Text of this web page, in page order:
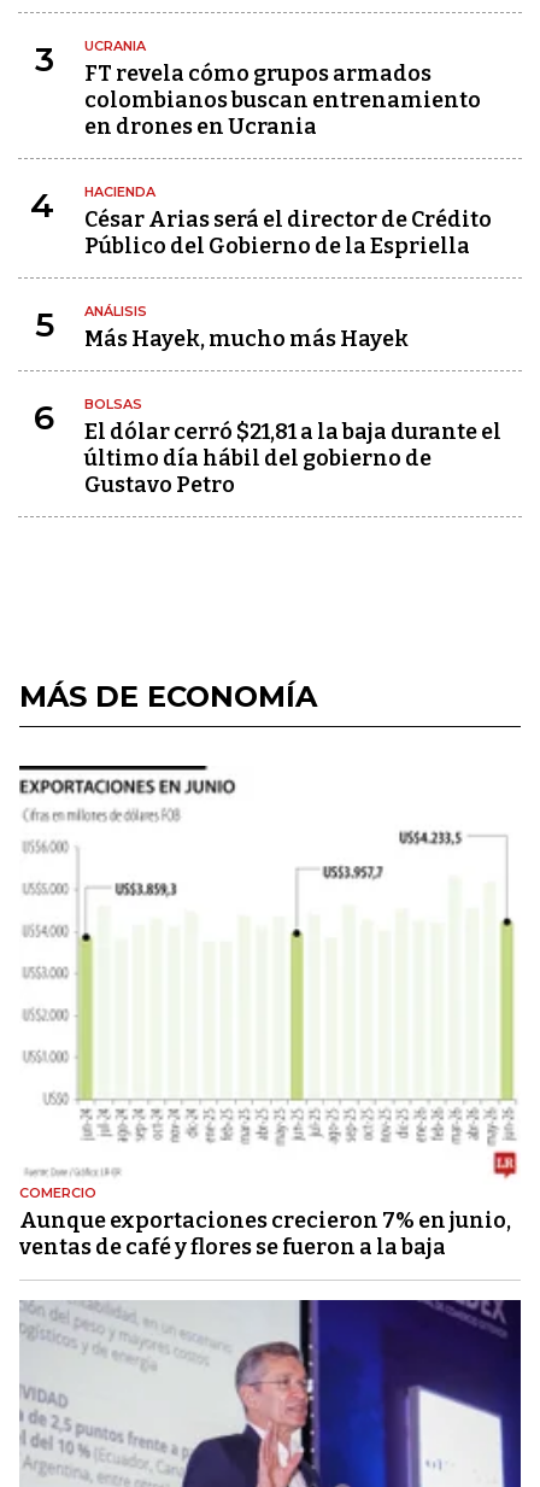
3 UCRANIA
FT revela cómo grupos armados
colombianos buscan entrenamiento
en drones en Ucrania
4 HACIENDA
César Arias será el director de Crédito
Público del Gobierno de la Espriella
5 ANÁLISIS
Más Hayek, mucho más Hayek
6 BOLSAS
El dólar cerró $21,81 a la baja durante el
último día hábil del gobierno de
Gustavo Petro
MÁS DE ECONOMÍA
COMERCIO
Aunque exportaciones crecieron 7% en junio,
ventas de café y flores se fueron a la baja